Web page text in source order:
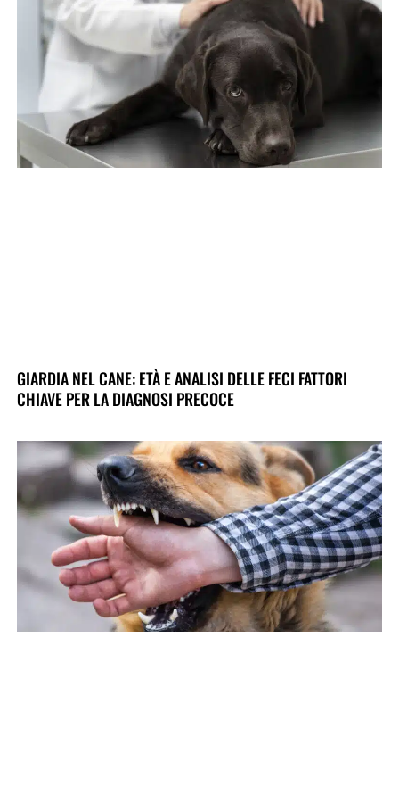
GIARDIA NEL CANE: ETÀ E ANALISI DELLE FECI FATTORI
CHIAVE PER LA DIAGNOSI PRECOCE